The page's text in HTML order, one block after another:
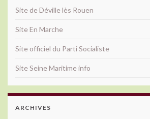
Site de Déville lès Rouen
Site En Marche
Site officiel du Parti Socialiste
Site Seine Maritime info
ARCHIVES